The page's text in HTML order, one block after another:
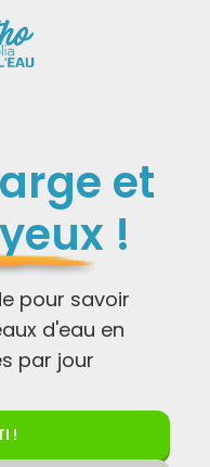
et
!
pour savoir
d'eau en
par jour
!